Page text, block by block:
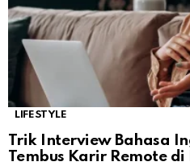
LIFESTYLE
Trik Interview Bahasa
Tembus Karir Remote di